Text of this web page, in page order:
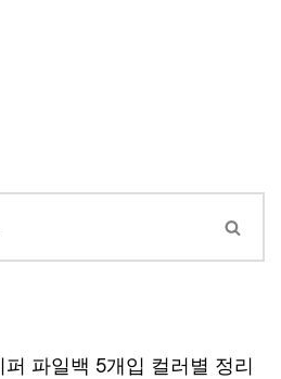
파일백 5개입 컬러별 정리